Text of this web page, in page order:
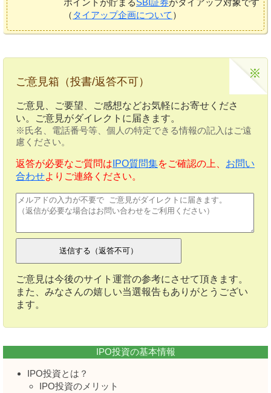
ポイントが貯まるSBI証券がタイアップ対象です
（ タイアップ企画について ）
ご意見箱（投書/返答不可）
ご意見、ご要望、ご感想などお気軽にお寄せくださ
い。ご意見がダイレクトに届きます。
※氏名、電話番号等、個人の特定できる情報の記入はご遠
慮ください。
返答が必要なご質問は IPO質問集をご確認の上、 お問い
合わせよりご連絡ください。
ご意見は今後のサイト運営の参考にさせて頂きます。
また、みなさんの嬉しい当選報告もありがとうござい
ます。
IPO投資の基本情報
IPO投資とは？
IPO投資のメリット